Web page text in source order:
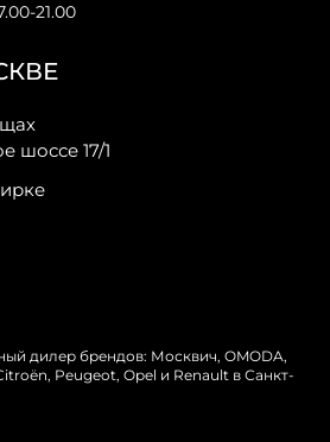
шоссе 17/1
21.00
дилер брендов: Москвич, OMODA,
Peugeot, Opel и Renault в Санкт-